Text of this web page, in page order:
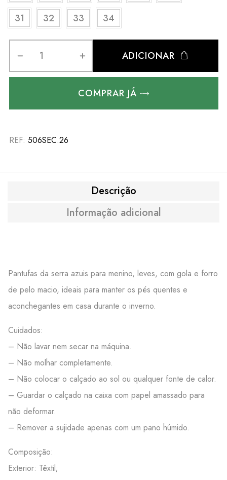
31
32 33 34
ADICIONAR
COMPRAR JÁ
REF: 506SEC.26
Descrição
Informação adicional
Pantufas da serra azuis para menino, leves, com gola e forro
de pelo macio, ideais para manter os pés quentes e
aconchegantes em casa durante o inverno.
Cuidados:
– Não lavar nem secar na máquina.
– Não molhar completamente.
– Não colocar o calçado ao sol ou qualquer fonte de calor.
– Guardar o calçado na caixa com papel amassado para
não deformar.
– Remover a sujidade apenas com um pano húmido.
Composição:
Exterior: Têxtil;